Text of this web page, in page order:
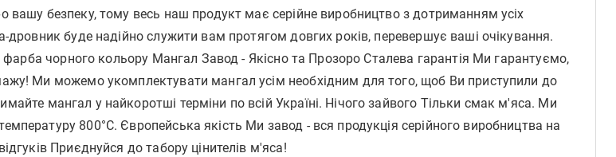
безпеку, тому весь наш продукт має серійне виробництво з дотриманням усіх
буде надійно служити вам протягом довгих років, перевершує ваші очікування.
чорного кольору Мангал Завод - Якісно та Прозоро Сталева гарантія Ми гарантуємо,
Ми можемо укомплектувати мангал усім необхідним для того, щоб Ви приступили до
мангал у найкоротші терміни по всій Україні. Нічого зайвого Тільки смак м'яса. Ми
800°С. Європейська якість Ми завод - вся продукція серійного виробництва на
Приєднуйся до табору цінителів м'яса!